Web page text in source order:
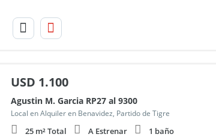
USD 1.100
Agustin M. Garcia RP27 al 9300
Local en Alquiler en Benavidez, Partido de Tigre
25 m² Total A Estrenar 1 baño